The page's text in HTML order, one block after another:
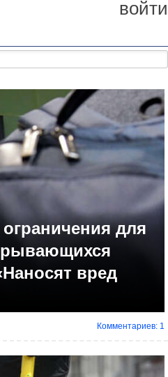
войти
для
вред
Комментариев: 1